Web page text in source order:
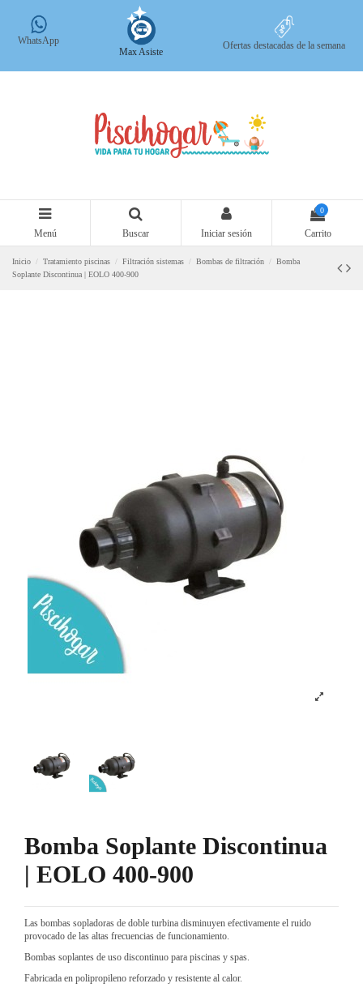
WhatsApp
Max Asiste
Ofertas destacadas de la semana
Menú Buscar Iniciar sesión
0
Carrito
Inicio Tratamiento piscinas Filtración sistemas Bombas de filtración
Bomba
Soplante Discontinua | EOLO 400-900
Bomba Soplante Discontinua
| EOLO 400-900
Las bombas sopladoras de doble turbina disminuyen efectivamente el ruido
provocado de las altas frecuencias de funcionamiento.
Bombas soplantes de uso discontinuo para piscinas y spas.
Fabricada en polipropileno reforzado y resistente al calor.